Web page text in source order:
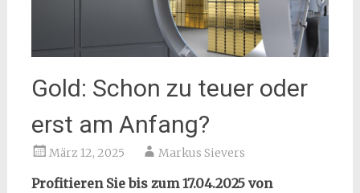
Gold: Schon zu teuer oder
erst am Anfang?
März 12, 2025 Markus Sievers
Profitieren Sie bis zum 17.04.2025 von